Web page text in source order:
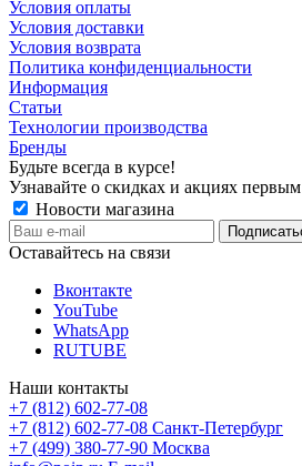
Условия оплаты
Условия доставки
Условия возврата
Политика конфиденциальности
Информация
Статьи
Технологии производства
Бренды
Будьте всегда в курсе!
Узнавайте о скидках и акциях первым
Новости магазина
Оставайтесь на связи
Вконтакте
YouTube
WhatsApp
RUTUBE
Наши контакты
+7 (812) 602-77-08
+7 (812) 602-77-08 Санкт-Петербург
+7 (499) 380-77-90 Москва